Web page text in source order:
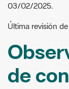
03/02/2025.
Última revisión
de